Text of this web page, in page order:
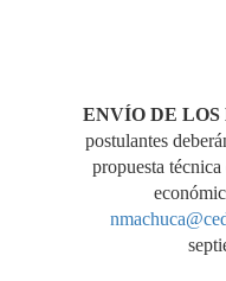
ENVÍO DE LOS
postulantes
propuesta